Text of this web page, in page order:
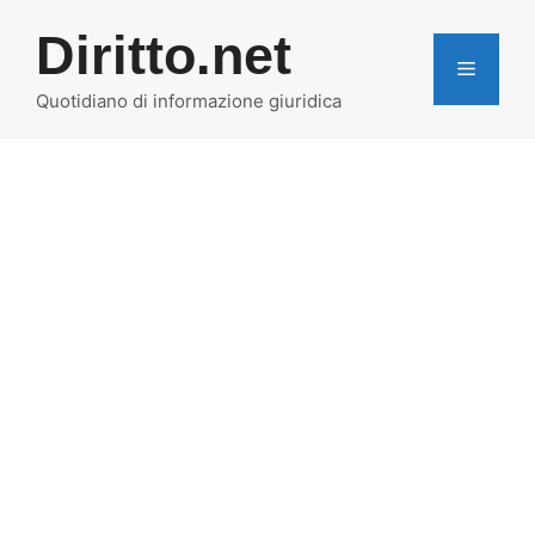
contenuto
Diritto.net
Quotidiano di informazione giuridica
MENU